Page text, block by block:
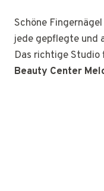
Schöne
jede gepflegte und
Das richtige Studio
Beauty Center